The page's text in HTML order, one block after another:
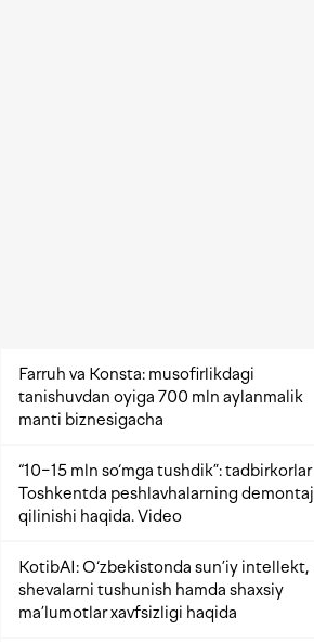
Farruh va Konsta: musofirlikdagi
tanishuvdan oyiga 700 mln aylanmalik
manti biznesigacha
“10−15 mln so‘mga tushdik”: tadbirkorlar
Toshkentda peshlavhalarning demontaj
qilinishi haqida. Video
KotibAI: O‘zbekistonda sun’iy intellekt,
shevalarni tushunish hamda shaxsiy
ma’lumotlar xavfsizligi haqida